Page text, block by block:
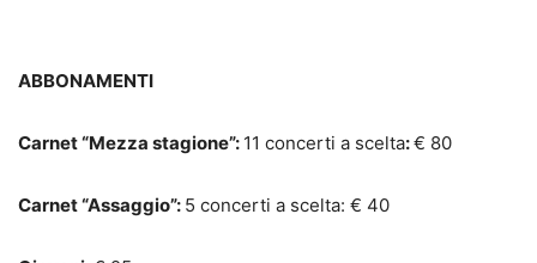
ABBONAMENTI
Carnet “Mezza stagione”: 11 concerti a scelta:€ 80
Carnet “Assaggio”: 5 concerti a scelta: € 40